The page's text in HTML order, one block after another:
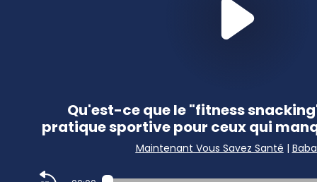
Qu'est-ce que le "fitness
pratique sportive pour ceux qui
Maintenant Vous Savez Santé |